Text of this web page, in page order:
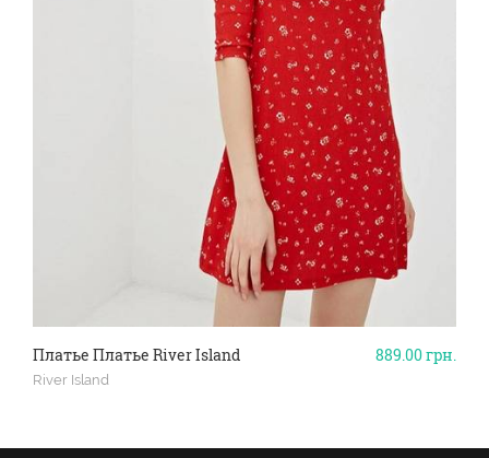
889.00грн.
Платье Платье River Island
River Island